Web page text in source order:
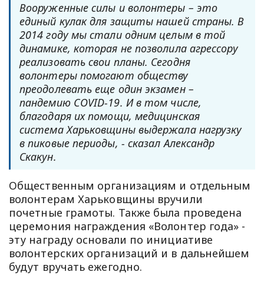
Вооруженные силы и волонтеры – это
единый кулак для защиты нашей страны. В
2014 году мы стали одним целым в той
динамике, которая не позволила агрессору
реализовать свои планы. Сегодня
волонтеры помогают обществу
преодолевать еще один экзамен –
пандемию COVID-19. И в том числе,
благодаря их помощи, медицинская
система Харьковщины выдержала нагрузку
в пиковые периоды, - сказал Александр
Скакун.
Общественным организациям и отдельным
волонтерам Харьковщины вручили
почетные грамоты. Также была проведена
церемония награждения «Волонтер года» -
эту награду основали по инициативе
волонтерских организаций и в дальнейшем
будут вручать ежегодно.